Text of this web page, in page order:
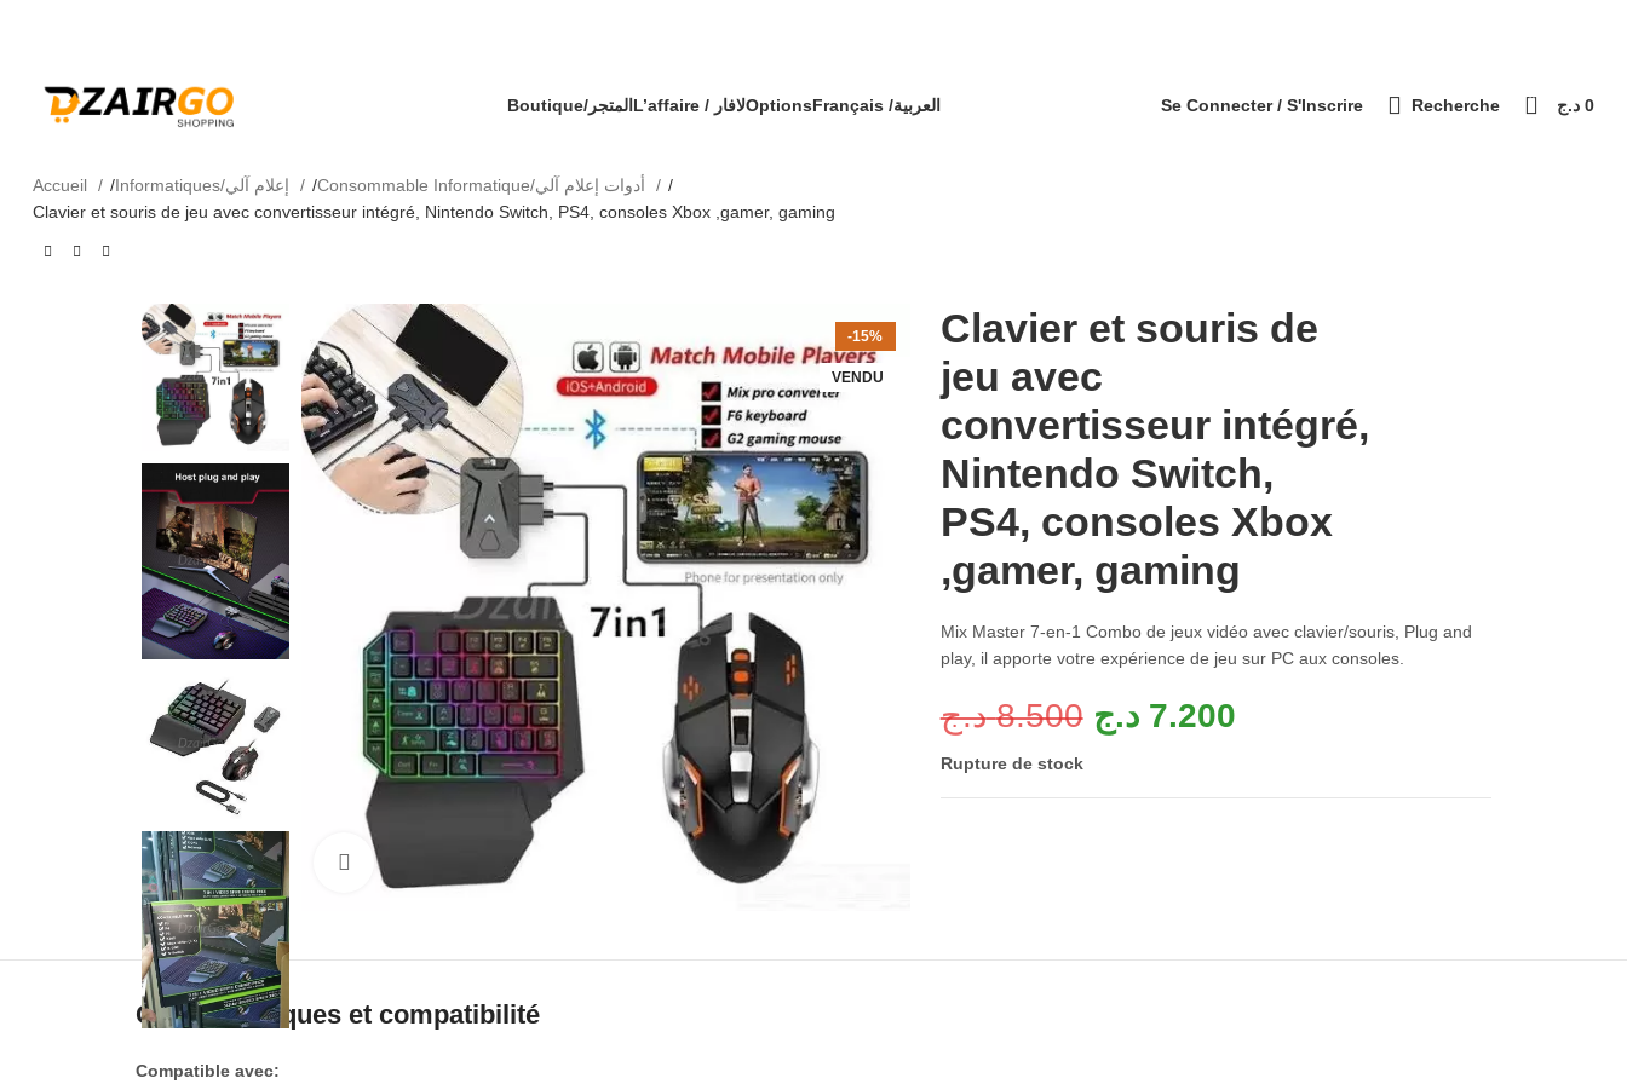
Boutique/المتجر L’affaire / لافارOptionsFrançais /العربية Se Connecter / S'Inscrire Recherche 0 0 د.ج
Accueil
Clavier et souris de jeu avec convertisseur intégré, Nintendo Switch, PS4, consoles Xbox ,gamer, gaming
-15%
VENDU
Cliquez pour agrandir
Clavier et souris de
jeu avec
convertisseur intégré,
Nintendo Switch,
PS4, consoles Xbox
,gamer, gaming
Mix Master 7-en-1 Combo de jeux vidéo avec clavier/souris, Plug and
play, il apporte votre expérience de jeu sur PC aux consoles.
8.500 د.ج 7.200 د.ج
Rupture de stock
Caractéristiques et compatibilité
Compatible avec: